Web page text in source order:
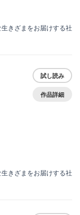
きざまをお届けする社
試し読み
作品詳細
きざまをお届けする社